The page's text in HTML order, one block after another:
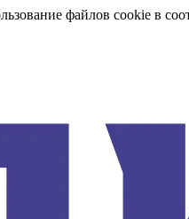
файлов cookie в